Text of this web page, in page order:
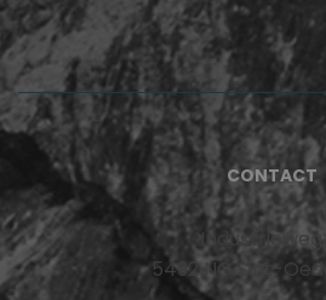
CONTACT
Industrieweg
5492 NG Sint-